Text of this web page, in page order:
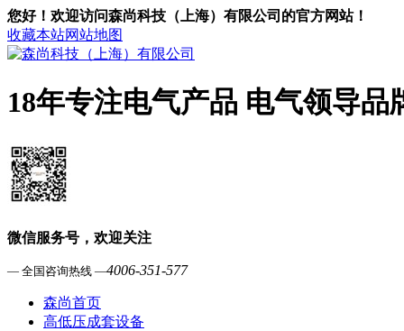
您好！欢迎访问森尚科技（上海）有限公司的官方网站！
收藏本站网站地图
18年专注电气产品 电气领导品
微信服务号，欢迎关注
— 全国咨询热线 —4006-351-577
森尚首页
高低压成套设备